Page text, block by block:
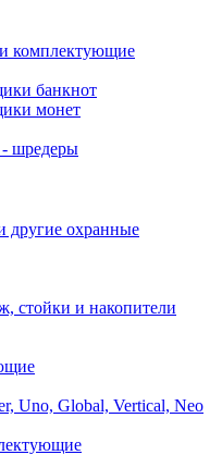
комплектующие
банкнот
монет
шредеры
другие охранные
стойки и накопители
Uno, Global, Vertical, Neo